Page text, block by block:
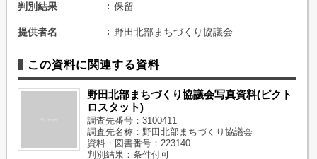
判別結果 保留
提供者名 野田北部まちづくり協議会
この資料に関連する資料
野田北部まちづくり協議会写真資料(ピクト
ロスタット)
調査先番号：3100411
調査先名称：野田北部まちづくり協議会
資料・図書番号：223140
判別結果：条件付可